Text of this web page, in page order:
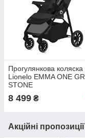
Прогулянкова коляска
Lionelo EMMA ONE
STONE
8 499 ₴
Акційні